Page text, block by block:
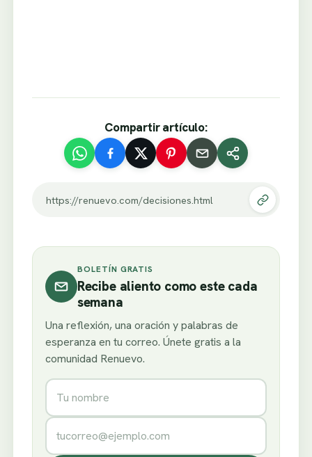
Compartir artículo:
https://renuevo.com/decisiones.html
BOLETÍN GRATIS
Recibe aliento como este cada
semana
Una reflexión, una oración y palabras de
esperanza en tu correo. Únete gratis a la
comunidad Renuevo.
Nombre
Correo electrónico